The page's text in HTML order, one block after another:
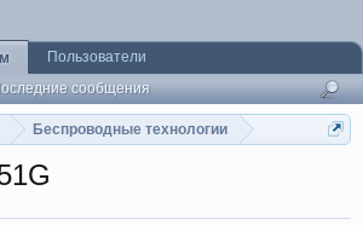
Беспроводные технологии
сообщения
Пользователи